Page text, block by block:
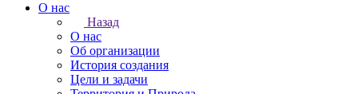
О нас
Назад
О нас
Об организации
История создания
Цели и задачи